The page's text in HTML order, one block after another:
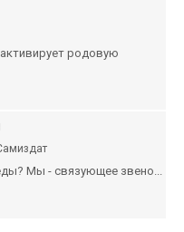
родовую
Мы - связующее звено...